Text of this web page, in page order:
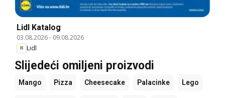
Lidl Katalog
03.08.2026- 09.08.2026
Lidl
Slijedeći omiljeni proizvodi
Mango Pizza Cheesecake Palacinke Lego